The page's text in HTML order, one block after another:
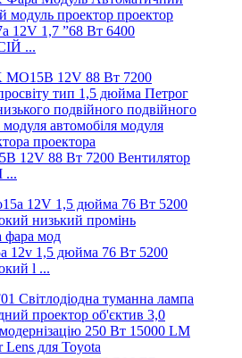
12V 1,7 ”68 Вт 6400
...
12V 88 Вт 7200 Вентилятор
...
12v 1,5 дюйма 76 Вт 5200
l ...